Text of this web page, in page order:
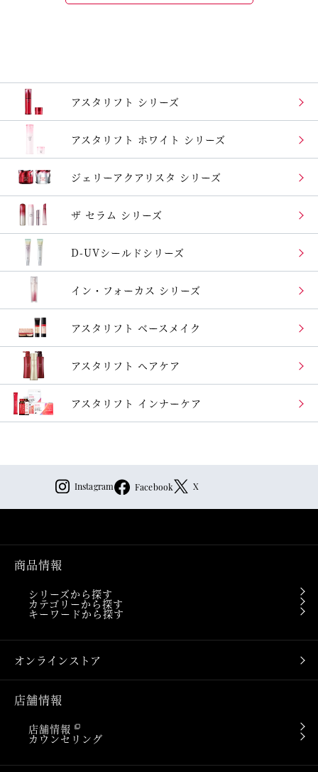
アスタリフト シリーズ
アスタリフト ホワイト シリーズ
ジェリーアクアリスタ シリーズ
ザ セラム シリーズ
D-UVシールドシリーズ
イン・フォーカス シリーズ
アスタリフト ベースメイク
アスタリフト ヘアケア
アスタリフト インナーケア
Instagram Facebook X
商品情報
シリーズから探す
カテゴリーから探す
キーワードから探す
オンラインストア
店舗情報
店舗情報
カウンセリング